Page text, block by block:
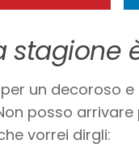
stagione
un decoroso
posso
vorrei dirgli: